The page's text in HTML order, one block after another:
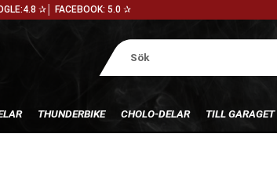
✰│ FACEBOOK: 5.0 ✰
THUNDERBIKE CHOLO-DELAR TILL GARAGET